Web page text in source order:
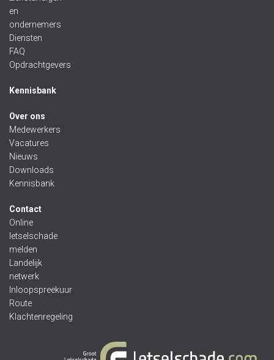
en
ondernemers
Diensten
FAQ
Opdrachtgevers
Kennisbank
Over ons
Medewerkers
Vacatures
Nieuws
Downloads
Kennisbank
Contact
Online
letselschade
melden
Landelijk
netwerk
Inloopspreekuur
Route
Klachtenregeling